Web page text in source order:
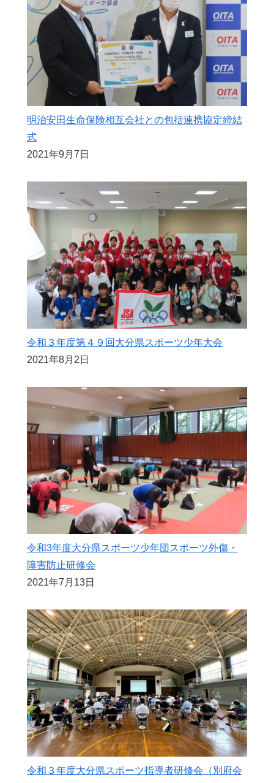
明治安田生命保険相互会社との包括連携協定締結
式
2021年9月7日
令和３年度第４９回大分県スポーツ少年大会
2021年8月2日
令和3年度大分県スポーツ少年団スポーツ外傷・
障害防止研修会
2021年7月13日
令和３年度大分県スポーツ指導者研修会（別府会